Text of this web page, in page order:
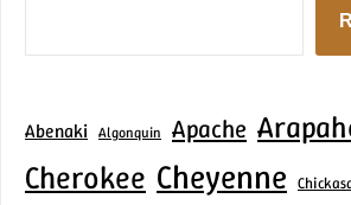
Abenaki Algonquin Apache
Cherokee Cheyenne